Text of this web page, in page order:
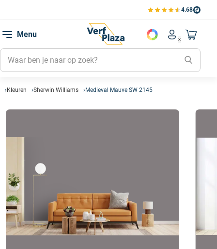
4.68
Bekijk de verfplaza
Menu
Account
Mijn
Mijn
Mijn
Naar
Kleuren Sherwin Williams Medieval Mauve SW 2145